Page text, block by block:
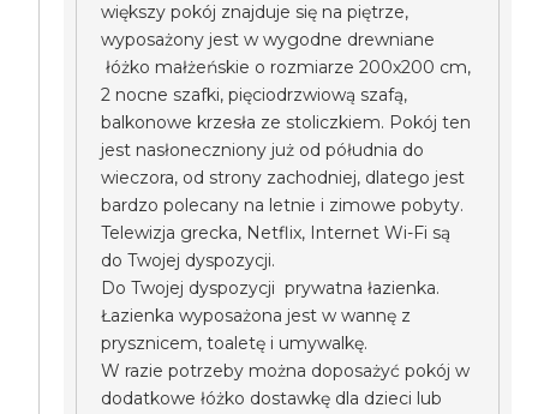
większy pokój znajduje się na piętrze,
wyposażony jest w wygodne drewniane
łóżko małżeńskie o rozmiarze 200x200 cm,
2 nocne szafki, pięciodrzwiową szafą,
balkonowe krzesła ze stoliczkiem. Pokój ten
jest nasłoneczniony już od półudnia do
wieczora, od strony zachodniej, dlatego jest
bardzo polecany na letnie i zimowe pobyty.
Telewizja grecka, Netflix, Internet Wi-Fi są
do Twojej dyspozycji.
Do Twojej dyspozycji prywatna łazienka.
Łazienka wyposażona jest w wannę z
prysznicem, toaletę i umywalkę.
W razie potrzeby można doposażyć pokój w
dodatkowe łóżko dostawkę dla dzieci lub